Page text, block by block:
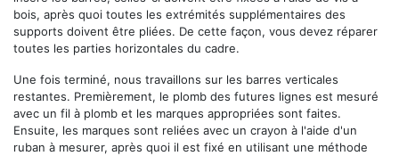
bois, après quoi toutes les extrémités supplémentaires des
supports doivent être pliées. De cette façon, vous devez réparer
toutes les parties horizontales du cadre.
Une fois terminé, nous travaillons sur les barres verticales
restantes. Premièrement, le plomb des futures lignes est mesuré
avec un fil à plomb et les marques appropriées sont faites.
Ensuite, les marques sont reliées avec un crayon à l'aide d'un
ruban à mesurer, après quoi il est fixé en utilisant une méthode